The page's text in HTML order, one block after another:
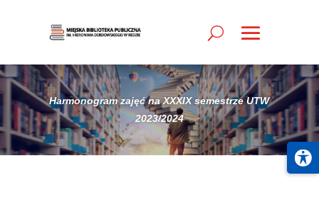
Harmonogram zajęć na XXXIX semestrze UTW
2023/2024